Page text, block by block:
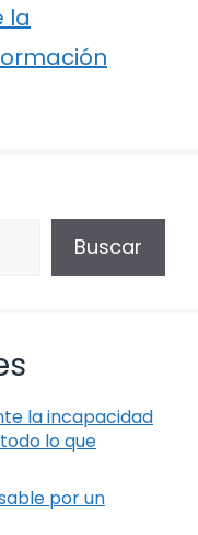
la
Buscar
la incapacidad
lo que
por un